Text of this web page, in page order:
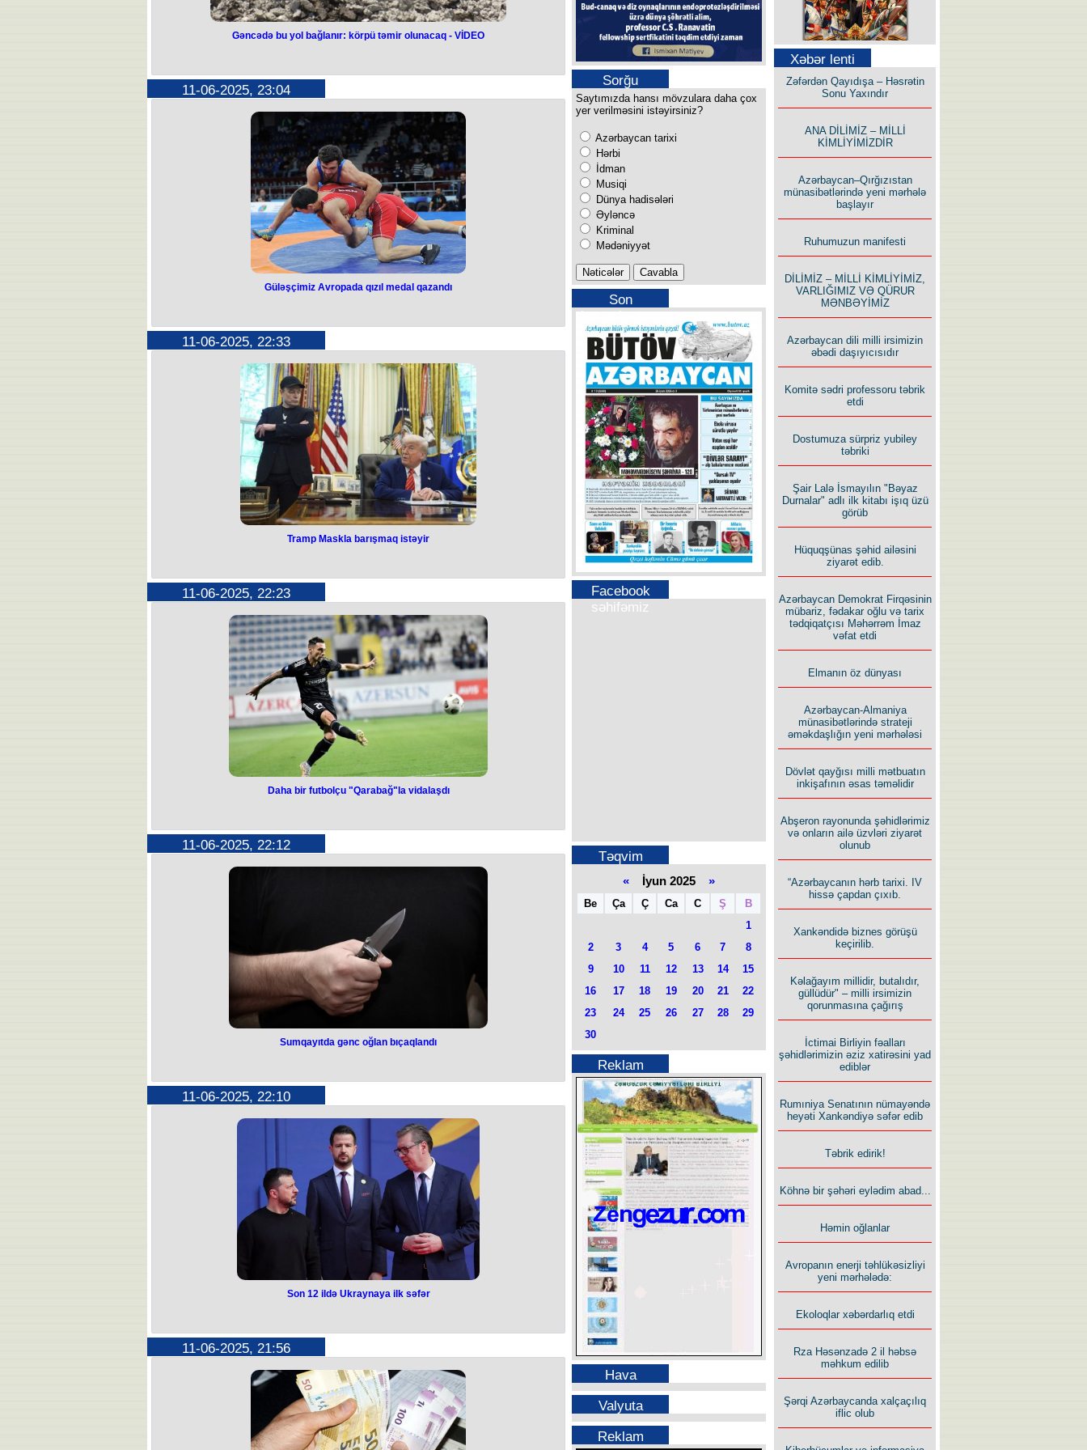
təmir olunacaq - VİDEO
magistral yolun bir hissəsi bağlanacaq.
Səbəb bu yol üzərindəki körpünün təmirə bağlanmasıdır.
Avtomobil Yolları Dövlət Agentliyindən bildirilib ki, Gəncə avtomobil
yolunun 2-ci kilometrində yerləşən körpünün təmiri ilə əlaqədar tətbiq
olunan məhdudlaşma, işlər bitənədək qüvvədə olacaq.
Nəqliyyat vasitələrinin hərəkəti müvəqqəti olaraq körpünün yanındakı
alternativ yolla təmin olunacaq.
Mövzu ilə bağlı daha ətraflı süjetdə:
Gəncədə bu yol bağlanır: körpü təmir olunacaq - VİDEO
11-06-2025, 23:04
qazandı
Skopyedə keçirilən U-17 Avropa çempionatında qızıl medal qazanıb.
Üçüncü yarış günündə yunan-Roma güləşçisi Abdurrahman Hüseynli (45
kq) finalda gürcüstanlı Saba Abaşidze ilə qarşılaşıb.
Görüşün taleyini elə ilk hissədə həll edən 15 yaşlı güləşçimiz 9:0 hesablı
qələbəylə Avropa çempionu olub.
Elşad Abbasov (51 kq) bürünc medal uğrunda qarşılaşmada macarıstanlı
Keve Kovaça 1:3 hesabıyla məğlub olaraq 5-ci yerlə kifayətlənib.
Əli Nəzərov (60 kq) finalda ermənistanlı Hayk Manukyanla qarşılaşıb.
Rəqibinə 3:11 hesabıyla məğlub olan Əli gümüş medala sahib çıxıb.
Bununla da komandamız yarışı 2 qızıl, 1 gümüş və 2 bürünc medalla başa
vurub.
Qeyd edək ki, dünən Rihad İbrahimli (110 kq) Avropa çempionu olub,
Qurban Məcnunovla (48 kq) Nicat Yeylaqaliyev (80 kq) isə üçüncü yeri
tutub.
Milli 116 xalla komanda hesabında 3-cü pillədə qərarlaşıb.
Güləşçimiz Avropada qızıl medal qazandı
11-06-2025, 22:33
ABŞ Prezidenti Donald Tramp milyarder, iş adamı İlon Maskla barışa
biləcəyini deyib.
Dövlət başçısı vurğulayıb ki, indi onun yeganə funksiyası ölkəni
əvvəlkindən daha yüksək səviyyəyə qaytarmaqdır.
İlon Mask da bu gün X hesabında prezidentlə bağlı yazdığı bəzi sözlərə
görə təəssüf etdiyini bildirib.
Tramp Maskla barışmaq istəyir
11-06-2025, 22:23
vidalaşdı
Bu barədə Ağdam təmsilçisinin mətbuat xidməti məlumat yayıb.
Daha bir futbolçu "Qarabağ"la vidalaşdı
11-06-2025, 22:12
Sumqayıt şəhərində gənclər arasında baş verən münaqişə zamanı bir
nəfər bıçaqlanıb.
İlkin məlumata görə, şəhər sakini, 2008-ci il təvəllüdlü M.M aralarında
yaranmış mübahisə zəminində 2007-ci il təvəllüdlü N.A-ya bıçaqla
xəsarət yetirib.
Yaralı dərhal xəstəxanaya çatdırılıb. Sumqayıt Tibb Mərkəzindən bildirilib
ki, 2007-ci il təvəllüdlü şəxs (kişi cinsli) saat 14:10 radələrində Sumqayıt
Tibb Mərkəzinin tabeliyində olan Uşaq Xəstəxanasının Təcili tibbi yardım
şöbəsinə hospitalizasiya olunub. Sol bel nahiyəsində daxilə nüfuz
etməyən kəsilmiş yara diaqnozu ilə ona zəruri tibbi yardımlar göstərilib.
Ona kəsici-deşici alətlə xəsarət yetirməkdə şübhəli bilinən 16 yaşlı gənc
polis əməkdaşları tərəfindən müəyyən olunaraq saxlanılıb. Araşdırma
Sumqayıtda gənc oğlan bıçaqlandı
11-06-2025, 22:10
Serbiya prezidenti Aleksandar Vuçiç çərşənbə günü Ukraynaya səfər
Serbiya prezidentinin ofisi Vuçiçin bir günlük səfəri zamanı Odessada
Ukrayna-Cənub-Şərqi Avropa sammitində iştirak edəcəyini açıqlayıb.
Qərb mətbuatı sammitdə Cənub-Şərqi Avropanın 12 ölkəsinin yüksək
səviyyəli nümayəndələrinin iştirak edəcəyini yazıb.
"Euronews" bildirir ki, Serbiya prezidentinin sammitdə iştirakı Belqradın
Aİ-nin Ukraynadakı müharibə ilə bağlı mövqeyinə yaxınlaşdığını göstərir.
Serbiya Rusiyanın Ukraynadakı müharibəsində özünü neytral ölkə kimi
Son 12 ildə Ukraynaya ilk səfər
11-06-2025, 21:56
Sorğu
Saytımızda hansı mövzulara daha çox
yer verilməsini istəyirsiniz?
Azərbaycan tarixi
Hərbi
İdman
Musiqi
Dünya hadisələri
Əyləncə
Kriminal
Mədəniyyət
Son
buraxılışımız
Facebook
səhifəmiz
Təqvim
« İyun 2025 »
Be Ça Ç Ca C Ş
B
1
2
3 4 5 6 7
8
9
10 11 12 13 14
15
16
17 18 19 20 21
22
23
24 25 26 27 28
29
30
Reklam
Hava
Valyuta
Reklam
Səfər Alışarlı yazır
Uzun yolun Yolçusu
Bu yolda mən varam!
İlham İsmayıl yazır:
Rusiyanın süqutunu qaçılmaz
edən beş şərt
Xəbər lenti
Zəfərdən Qayıdışa – Həsrətin
Sonu Yaxındır
ANA DİLİMİZ – MİLLİ
KİMLİYİMİZDİR
Azərbaycan–Qırğızıstan
münasibətlərində yeni mərhələ
başlayır
Ruhumuzun manifesti
DİLİMİZ – MİLLİ KİMLİYİMİZ,
VARLIĞIMIZ VƏ QÜRUR
MƏNBƏYİMİZ
Azərbaycan dili milli irsimizin
əbədi daşıyıcısıdır
Komitə sədri professoru təbrik
etdi
Dostumuza sürpriz yubiley
təbriki
Şair Lalə İsmayılın "Bəyaz
Durnalar" adlı ilk kitabı işıq üzü
görüb
Hüquqşünas şəhid ailəsini
ziyarət edib.
Azərbaycan Demokrat Firqəsinin
mübariz, fədakar oğlu və tarix
tədqiqatçısı Məhərrəm İmaz
vəfat etdi
Elmanın öz dünyası
Azərbaycan-Almaniya
münasibətlərində strateji
əməkdaşlığın yeni mərhələsi
Dövlət qayğısı milli mətbuatın
inkişafının əsas təməlidir
Abşeron rayonunda şəhidlərimiz
və onların ailə üzvləri ziyarət
olunub
“Azərbaycanın hərb tarixi. IV
hissə çapdan çıxıb.
Xankəndidə biznes görüşü
keçirilib.
Kəlağayım millidir, butalıdır,
güllüdür" – milli irsimizin
qorunmasına çağırış
İctimai Birliyin fəalları
şəhidlərimizin əziz xatirəsini yad
ediblər
Rumıniya Senatının nümayəndə
heyəti Xankəndiyə səfər edib
Təbrik edirik!
Köhnə bir şəhəri eylədim abad...
Həmin oğlanlar
Avropanın enerji təhlükəsizliyi
yeni mərhələdə:
Ekoloqlar xəbərdarlıq etdi
Rza Həsənzadə 2 il həbsə
məhkum edilib
Şərqi Azərbaycanda xalçaçılıq
iflic olub